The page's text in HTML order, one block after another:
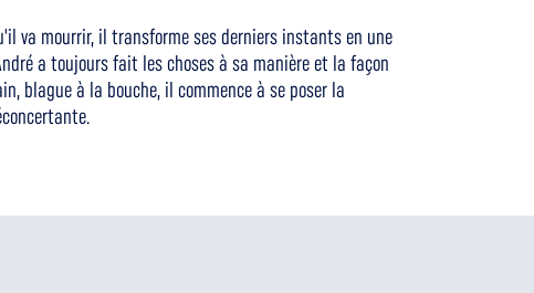
va mourrir, il transforme ses derniers instants en une
a toujours fait les choses à sa manière et la façon
blague à la bouche, il commence à se poser la